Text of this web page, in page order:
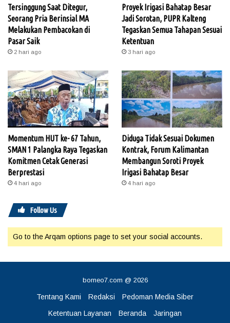
Tersinggung Saat Ditegur,
Seorang Pria Berinsial MA
Melakukan Pembacokan di
Pasar Saik
2 hari ago
Proyek Irigasi Bahatap Besar
Jadi Sorotan, PUPR Kalteng
Tegaskan Semua Tahapan Sesuai
Ketentuan
3 hari ago
Momentum HUT ke- 67 Tahun,
SMAN 1 Palangka Raya Tegaskan
Komitmen Cetak Generasi
Berprestasi
4 hari ago
Diduga Tidak Sesuai Dokumen
Kontrak, Forum Kalimantan
Membangun Soroti Proyek
Irigasi Bahatap Besar
4 hari ago
Follow Us
Go to the Arqam options page to set your social accounts.
borneo7.com @ 2026
Tentang Kami Redaksi
Pedoman Media Siber
Ketentuan Layanan
Beranda Jaringan